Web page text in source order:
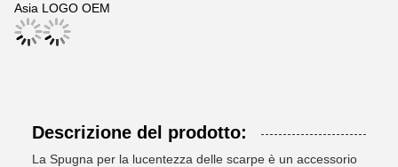
Asia LOGO OEM
Descrizione del prodotto:
La Spugna per la lucentezza delle scarpe è un accessorio